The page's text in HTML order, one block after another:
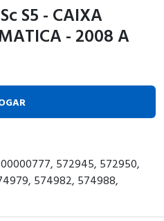
S5 - CAIXA
- 2008 A
572945, 572950,
574982, 574988,